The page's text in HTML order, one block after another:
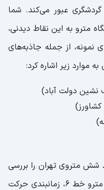
گردشگری عبور می‌کند. شما
مترو به این نقاط دیدنی،
نمونه، از جمله جاذبه‌های
نشین دولت آباد)
کشاورز)
شش متروی تهران را بررسی
کرده و شما را با همه ایستگاه های مترو خط 6، زمانبندی حرکت